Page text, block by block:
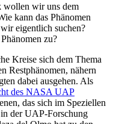
wir uns dem
kann das Phänomen
eigentlich suchen?
zu?
Kreise sich dem Thema
Restphänomen, nähern
dabei ausgehen. Als
des NASA UAP
das sich im Speziellen
der UAP-Forschung